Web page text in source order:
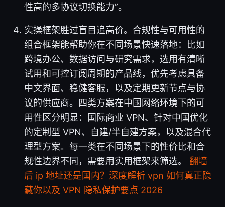
性高的多协议切换能力”。
实操框架胜过盲目追高价。合规性与可用性的
组合框架能帮助你在不同场景快速落地：比如
跨境办公、数据访问与研究需求，选用有清晰
试用和可控订阅周期的产品线，优先考虑具备
中文界面、稳健客服，以及定期更新节点与协
议的供应商。四类方案在中国网络环境下的可
用性区分明显：国际商业 VPN、针对中国优化
的定制型 VPN、自建/半自建方案，以及混合代
理型方案。每一类在不同场景下的性价比和合
规性边界不同，需要用实用框架来筛选。 翻墙
后 ip 地址还是国内？深度解析 vpn 如何真正隐
藏你以及 VPN 隐私保护要点 2026